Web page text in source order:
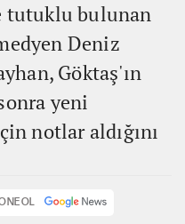
tutuklu bulunan
Deniz
Göktaş'ın
yeni
notlar aldığını
OL